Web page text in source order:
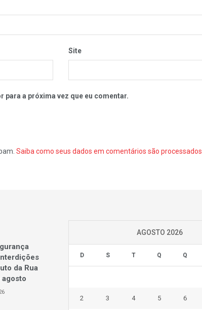
Site
para a próxima vez que eu comentar.
Saiba como seus dados em comentários são processados
da Rua
agosto
AGOSTO 2026
D S T Q Q
2 3 4 5 6